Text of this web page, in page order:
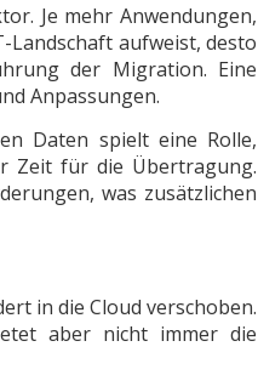
Je mehr Anwendungen,
Landschaft aufweist, desto
der Migration. Eine
Anpassungen.
Daten spielt eine Rolle,
Zeit für die Übertragung.
was zusätzlichen
in die Cloud verschoben.
aber nicht immer die